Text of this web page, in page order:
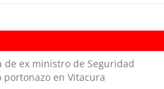
de ex ministro de Seguridad
en Vitacura